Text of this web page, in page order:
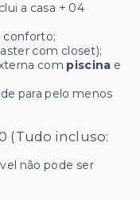
a casa + 04
conforto;
com closet);
com piscina e
para pelo menos
(Tudo incluso:
não pode ser